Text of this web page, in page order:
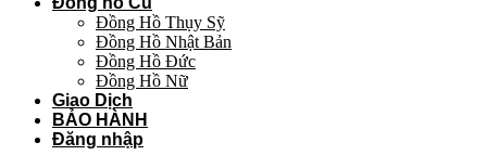
Đồng Hồ Thụy Sỹ
Đồng Hồ Nhật Bản
Đồng Hồ Đức
Đồng Hồ Nữ
Giao Dịch
BẢO HÀNH
Đăng nhập